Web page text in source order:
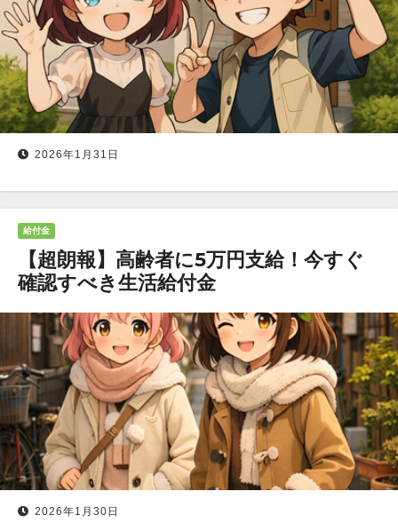
2026年1月31日
給付金
【超朗報】高齢者に5万円支給！今すぐ
確認すべき生活給付金
2026年1月30日